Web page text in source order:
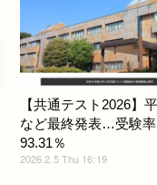
【共通テスト2026】
など最終発表…受験
93.31％
2026.2.5 Thu 16:19